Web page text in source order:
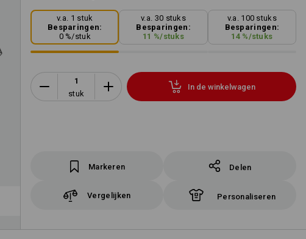
v.a. 1 stuk
Besparingen:
0%/stuk
v.a. 30 stuks
Besparingen:
11 %/stuks
v.a. 100 stuks
Besparingen:
14%/stuks
stuk
In de winkelwagen
Markeren Delen
Vergelijken Personaliseren